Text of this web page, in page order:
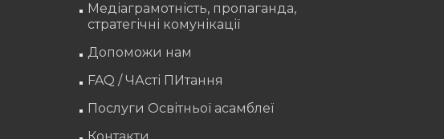
Медіаграмотність, пропаганда,
стратегічні комунікації
Допоможи нам
FAQ / ЧАсті ПИтання
Послуги Освітньої асамблеї